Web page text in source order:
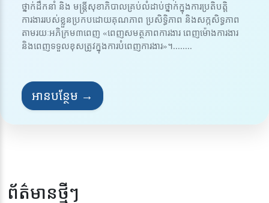
ថ្នាក់ដឹកនាំ និង មន្ត្រីសុខាភិបាលគ្រប់លំដាប់ថ្នាក់ក្នុងការប្រតិបត្តិ
ការងាររបស់ខ្លួនប្រកបដោយគុណភាព ប្រសិទ្ធិភាព និងសក្កសិទ្ធភាព
តាមរយៈអភិក្រម៣ពេញ «ពេញសមត្ថភាពការងារ ពេញម៉ោងការងារ
និងពេញទទួលខុសត្រូវក្នុងការបំពេញការងារ»។........
អានបន្ថែម →
ព័ត៌មានថ្មីៗ